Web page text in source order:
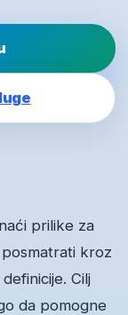
prilike za
kroz
Cilj
da pomogne